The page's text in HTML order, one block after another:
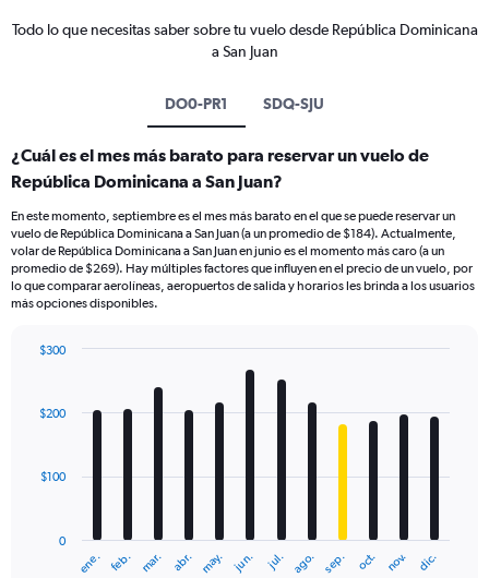
Todo lo que necesitas saber sobre tu vuelo desde República Dominicana
a San Juan
DO0-PR1 SDQ-SJU
¿Cuál es el mes más barato para reservar un vuelo de
República Dominicana a San Juan?
En este momento, septiembre es el mes más barato en el que se puede reservar un
vuelo de República Dominicana a San Juan (a un promedio de $184). Actualmente,
volar de República Dominicana a San Juan en junio es el momento más caro (a un
promedio de $269). Hay múltiples factores que influyen en el precio de un vuelo, por
lo que comparar aerolíneas, aeropuertos de salida y horarios les brinda a los usuarios
más opciones disponibles.
with
12
The
ene. feb. mar. abr. may. jun. jul. ago. sep. oct. nov. dic.
0
$100
$200
$300